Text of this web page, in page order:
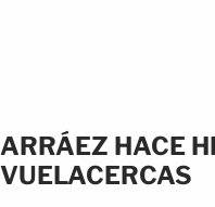
ARRÁEZ HACE
VUELACERCAS